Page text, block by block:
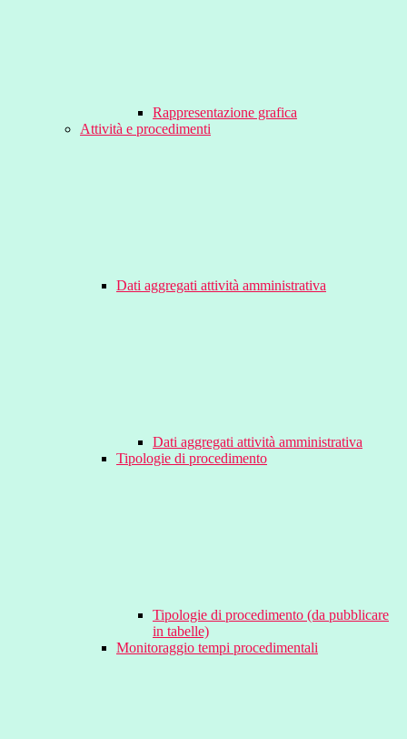
Rappresentazione grafica
Attività e procedimenti
Dati aggregati attività amministrativa
Dati aggregati attività amministrativa
Tipologie di procedimento
Tipologie di procedimento (da pubblicare
in tabelle)
Monitoraggio tempi procedimentali